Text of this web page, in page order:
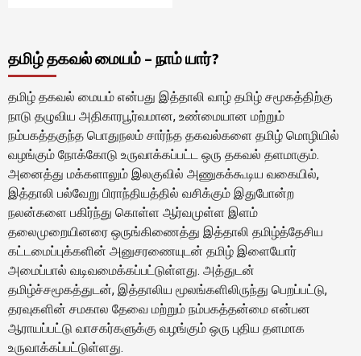
தமிழ் தகவல் மையம் – நாம் யார்?
தமிழ் தகவல் மையம் என்பது இத்தாலி வாழ் தமிழ் சமூகத்திற்கு
நாடு தழுவிய அதிகாரபூர்வமான, உண்மையான மற்றும்
நம்பகத்தகுந்த பொதுநலம் சார்ந்த தகவல்களை தமிழ் மொழியில்
வழங்கும் நோக்கோடு உருவாக்கப்பட்ட ஒரு தகவல் தளமாகும்.
அனைத்து மக்களாலும் இலகுவில் அணுகக்கூடிய வகையில்,
இத்தாலி பல்வேறு பிராந்தியத்தில் வசிக்கும் இதுபோன்ற
நலன்களை பகிர்ந்து கொள்ள ஆர்வமுள்ள இளம்
தலைமுறையினரை ஒருங்கிணைத்து இத்தாலி தமிழ்த்தேசிய
கட்டமைப்புக்களின் அனுசரணையுடன் தமிழ் இளையோர்
அமைப்பால் வடிவமைக்கப்பட்டுள்ளது. அத்துடன்
தமிழ்ச்சமூகத்துடன், இத்தாலிய மூலங்களிலிருந்து பெறப்பட்டு,
தரவுகளின் சமகால தேவை மற்றும் நம்பகத்தன்மை என்பன
ஆராயப்பட்டு வாசகர்களுக்கு வழங்கும் ஒரு புதிய தளமாக
உருவாக்கப்பட்டுள்ளது.